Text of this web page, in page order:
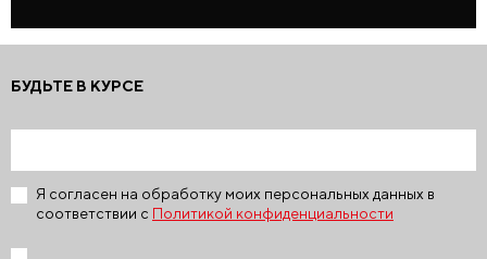
БУДЬТЕ В КУРСЕ
Я согласен на обработку моих персональных данных в
соответствии с Политикой конфиденциальности